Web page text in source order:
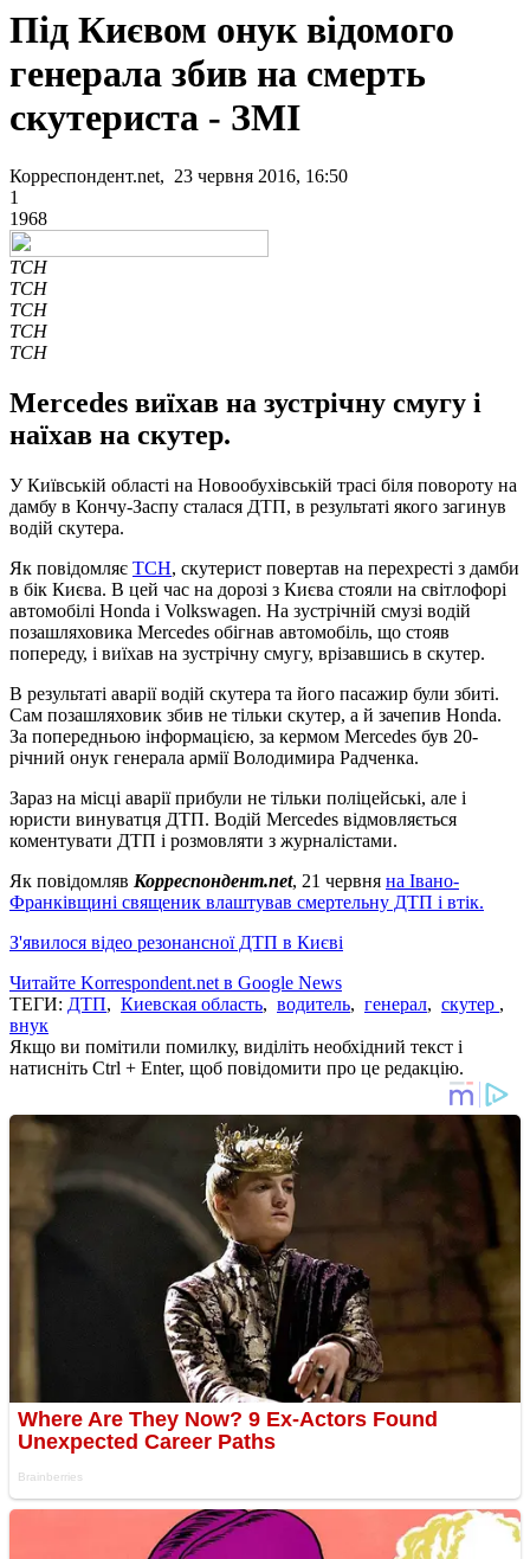
Під Києвом онук відомого
генерала збив на смерть
скутериста - ЗМІ
Корреспондент.net, 23 червня 2016, 16:50
1
1968
ТСН
ТСН
ТСН
ТСН
ТСН
Mercedes виїхав на зустрічну смугу і
наїхав на скутер.
У Київській області на Новообухівській трасі біля повороту на
дамбу в Кончу-Заспу сталася ДТП, в результаті якого загинув
водій скутера.
Як повідомляє ТСН, скутерист повертав на перехресті з дамби
в бік Києва. В цей час на дорозі з Києва стояли на світлофорі
автомобілі Honda і Volkswagen. На зустрічній смузі водій
позашляховика Mercedes обігнав автомобіль, що стояв
попереду, і виїхав на зустрічну смугу, врізавшись в скутер.
В результаті аварії водій скутера та його пасажир були збиті.
Сам позашляховик збив не тільки скутер, а й зачепив Honda.
За попередньою інформацією, за кермом Mercedes був 20-
річний онук генерала армії Володимира Радченка.
Зараз на місці аварії прибули не тільки поліцейські, але і
юристи винуватця ДТП. Водій Mercedes відмовляється
коментувати ДТП і розмовляти з журналістами.
Як повідомляв Корреспондент.net, 21 червня на Івано-
Франківщині священик влаштував смертельну ДТП і втік.
З'явилося відео резонансної ДТП в Києві
Читайте Korrespondent.net в Google News
ТЕГИ: ДТП, Киевская область, водитель, генерал, скутер ,
внук
Якщо ви помітили помилку, виділіть необхідний текст і
натисніть Ctrl + Enter, щоб повідомити про це редакцію.